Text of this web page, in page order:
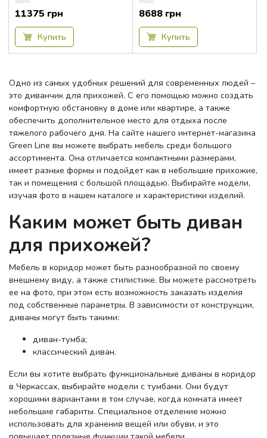
Оценка
0.00
из
11375 грн
Купить
Оценка
0.00
из
8688 грн
Купить
Одно из самых удобных решений для современных людей –
это диванчик для прихожей. С его помощью можно создать
комфортную обстановку в доме или квартире, а также
обеспечить дополнительное место для отдыха после
тяжелого рабочего дня. На сайте нашего интернет-магазина
Green Line вы можете выбрать мебель среди большого
ассортимента. Она отличается компактными размерами,
имеет разные формы и подойдет как в небольшие прихожие,
так и помещения с большой площадью. Выбирайте модели,
изучая фото в нашем каталоге и характеристики изделий.
Каким может быть диван
для прихожей?
Мебель в коридор может быть разнообразной по своему
внешнему виду, а также стилистике. Вы можете рассмотреть
ее на фото, при этом есть возможность заказать изделия
под собственные параметры. В зависимости от конструкции,
диваны могут быть такими:
диван-тумба;
классический диван.
Если вы хотите выбрать функциональные диваны в коридор
в Черкассах, выбирайте модели с тумбами. Они будут
хорошими вариантами в том случае, когда комната имеет
небольшие габариты. Специальное отделение можно
использовать для хранения вещей или обуви, и это